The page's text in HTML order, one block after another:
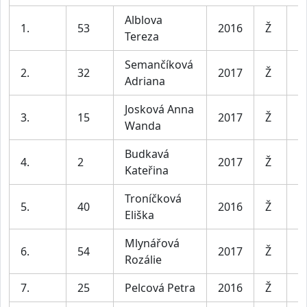
1. 53
Alblova
Tereza
2016 Ž
2. 32
Semančíková
Adriana
2017 Ž
3. 15
Josková Anna
Wanda
2017 Ž
4. 2
Budkavá
Kateřina
2017 Ž
5. 40
Troníčková
Eliška
2016 Ž
6. 54
Mlynářová
Rozálie
2017 Ž
7. 25 Pelcová Petra 2016 Ž